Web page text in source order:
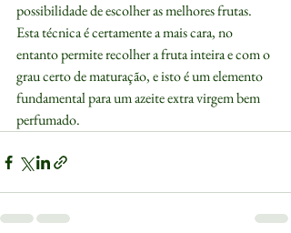
possibilidade de escolher as melhores frutas.
Esta técnica é certamente a mais cara, no
entanto permite recolher a fruta inteira e com o
grau certo de maturação, e isto é um elemento
fundamental para um azeite extra virgem bem
perfumado.